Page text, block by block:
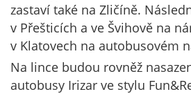
zastaví také na Zličíně.
v Přešticích a ve Švihově na
v Klatovech na autobusovém
Na lince budou rovněž
autobusy Irizar ve stylu